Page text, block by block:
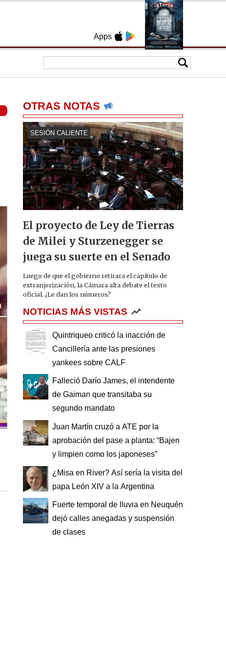
Apps
OTRAS NOTAS
SESIÓN CALIENTE
El proyecto de Ley de Tierras
de Milei y Sturzenegger se
juega su suerte en el Senado
Luego de que el gobierno retirara el capítulo de
extranjerización, la Cámara alta debate el texto
oficial. ¿Le dan los números?
NOTICIAS MÁS VISTAS
Quintriqueo criticó la inacción de
Cancillería ante las presiones
yankees sobre CALF
Falleció Darío James, el intendente
de Gaiman que transitaba su
segundo mandato
Juan Martín cruzó a ATE por la
aprobación del pase a planta: “Bajen
y limpien como los japoneses”
¿Misa en River? Así sería la visita del
papa León XIV a la Argentina
Fuerte temporal de lluvia en Neuquén
dejó calles anegadas y suspensión
de clases